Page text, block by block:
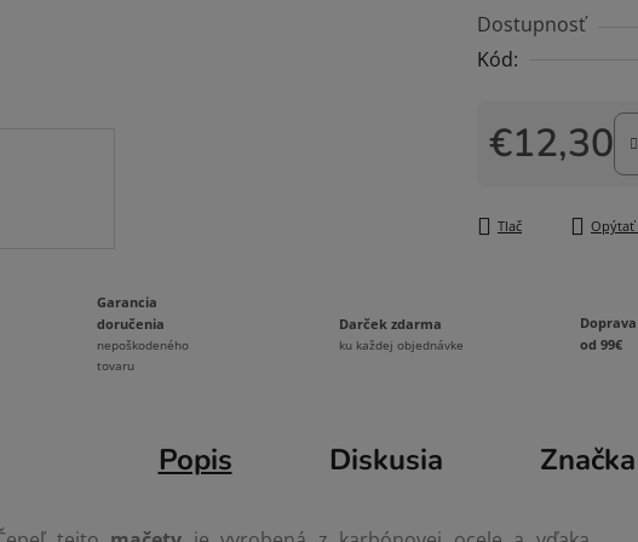
je
0,0
hviezdičiek.
Dostupnosť
Kód:
€12,30
Jednotková
Tlač Opýtať
Garancia
doručenia
nepoškodeného
tovaru
Darček zdarma
ku každej objednávke
od 99€
Popis Diskusia Značka